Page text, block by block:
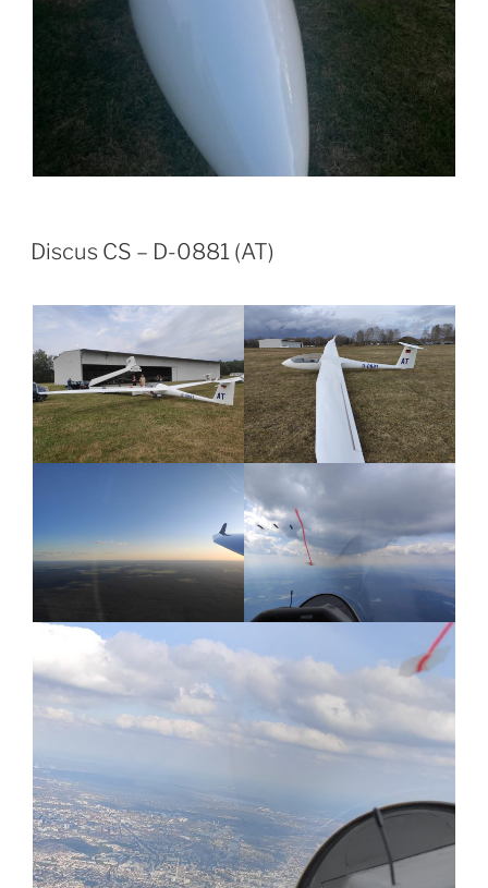
VERÖFFENTLICHT
AM
Discus CS – D-0881 (AT)